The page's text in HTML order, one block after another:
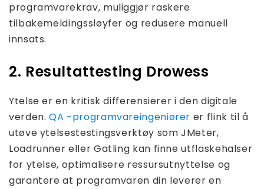
programvarekrav, muliggjør raskere
tilbakemeldingssløyfer og redusere manuell
innsats.
2. Resultattesting Drowess
Ytelse er en kritisk differensierer i den digitale
verden.QA -programvareingeniører er flink til å
utøve ytelsestestingsverktøy som JMeter,
Loadrunner eller Gatling kan finne utflaskehalser
for ytelse, optimalisere ressursutnyttelse og
garantere at programvaren din leverer en